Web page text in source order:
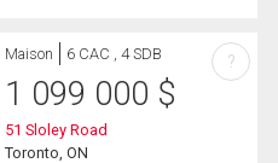
Maison 6 CAC , 4 SDB
1 099 000 $
51 Sloley Road
Toronto, ON
?